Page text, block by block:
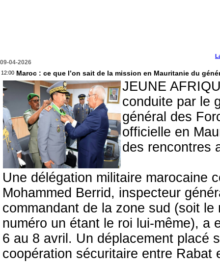
09-04-2026
12:00 Maroc : ce que l’on sait de la mission en Mauritanie du
JEUNE
conduite par le
général des
officielle en
des rencontres
Une délégation militaire marocaine
Mohammed Berrid, inspecteur
commandant de la zone sud (soit le
numéro un étant le roi lui-même), a
6 au 8 avril. Un déplacement placé
coopération sécuritaire entre Rabat